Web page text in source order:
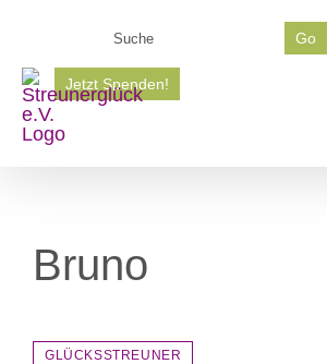
springen
Go
Jetzt Spenden!
Bruno
GLÜCKSSTREUNER